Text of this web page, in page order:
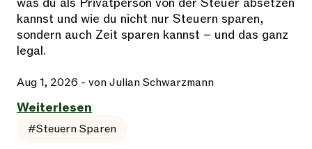
kannst und wie du nicht nur Steuern sparen,
sondern auch Zeit sparen kannst – und das ganz
legal.
Aug 1, 2026 - von Julian Schwarzmann
Weiterlesen
#Steuern Sparen